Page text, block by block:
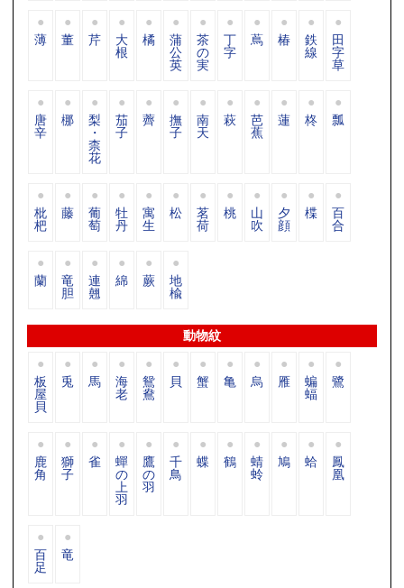
薄 董 芹 大
根
橘 蒲
公
英
茶
の
実
丁
字
蔦 椿 鉄
線
田
字
草
唐
辛
梛 梨
・
柰
花
茄
子
薺 撫
子
南
天
萩 芭
蕉
蓮 柊 瓢
枇
杷
藤 葡
萄
牡
丹
寓
生
松 茗
荷
桃 山
吹
夕
顔
楪 百
合
蘭 竜
胆
連
翹
綿 蕨 地
楡
動物紋
板
屋
貝
兎 馬 海
老
鴛
鴦
貝 蟹 亀 烏 雁 蝙
蝠
鷺
鹿
角
獅
子
雀 蟬
の
上
羽
鷹
の
羽
千
鳥
蝶 鶴 蜻
蛉
鳩 蛤 鳳
凰
百
足
竜